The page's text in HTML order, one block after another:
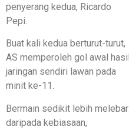
penyerang kedua, Ricardo
Pepi.
Buat kali kedua berturut-turut,
AS memperoleh gol awal hasil
jaringan sendiri lawan pada
minit ke-11.
Bermain sedikit lebih melebar
daripada kebiasaan,